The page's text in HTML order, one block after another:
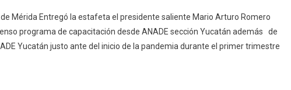
ANADE
Sección
Mérida Entregó la estafeta el presidente saliente Mario Arturo Romero
programa de capacitación desde ANADE sección Yucatán además de
Yucatán justo ante del inicio de la pandemia durante el primer trimestre